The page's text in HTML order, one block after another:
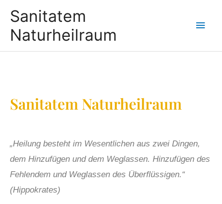
Sanitatem
Naturheilraum
Sanitatem Naturheilraum
„Heilung besteht im Wesentlichen aus zwei Dingen,
dem Hinzufügen und dem Weglassen. Hinzufügen des
Fehlendem und Weglassen des Überflüssigen.“
(Hippokrates)